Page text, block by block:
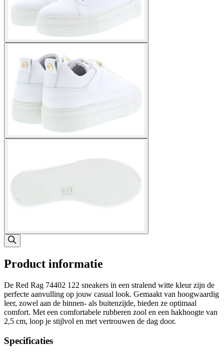
Product informatie
De Red Rag 74402 122 sneakers in een stralend witte kleur zijn de
perfecte aanvulling op jouw casual look. Gemaakt van hoogwaardig
leer, zowel aan de binnen- als buitenzijde, bieden ze optimaal
comfort. Met een comfortabele rubberen zool en een hakhoogte van
2,5 cm, loop je stijlvol en met vertrouwen de dag door.
Specificaties